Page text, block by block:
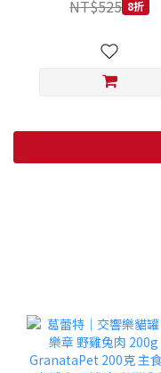
NT$525 8折